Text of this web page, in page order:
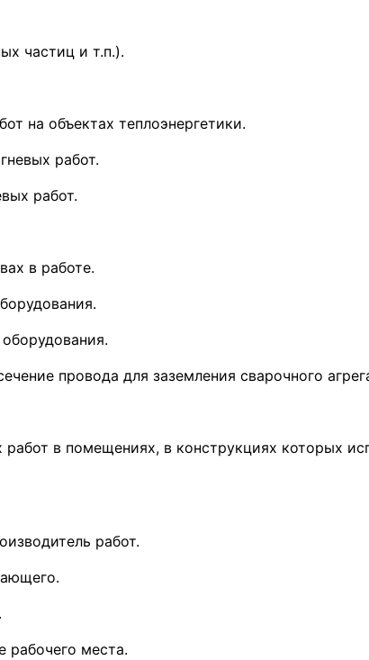
частиц и т.п.).
на объектах теплоэнергетики.
работ.
работ.
в работе.
провода для заземления сварочного
в помещениях, в конструкциях которых
работ.
рабочего места.